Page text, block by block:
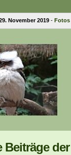
2019-Fotos
Beiträge